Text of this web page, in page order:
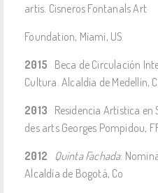
artis. Cisneros Fontanals Art
Foundation, Miami, US
2015 Beca de Circulación
Cultura. Alcaldía de Medellín,
2013 Residencia Artística en
des arts Georges Pompidou,
2012
Quinta Fachada:
Alcaldía de Bogotá, Co